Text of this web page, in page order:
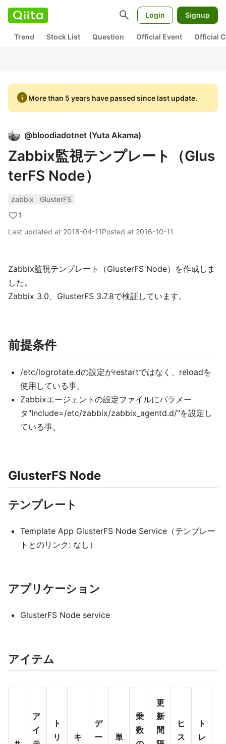
search Login Signup
Trend Stock List Question Official Event Official
infoMore than 5 years have passed since last update.
@bloodiadotnet (Yuta Akama)
Zabbix監視テンプレート（Glus
terFS Node）
zabbix
GlusterFS
1
Last updated at 2018-04-11Posted at 2016-10-11
Zabbix監視テンプレート（GlusterFS Node）を作成しま
した。
Zabbix 3.0、GlusterFS 3.7.8で検証しています。
前提条件
/etc/logrotate.dの設定がrestartではなく、reloadを
使用している事。
Zabbixエージェントの設定ファイルにパラメー
タ"Include=/etc/zabbix/zabbix_agentd.d/"を設定し
ている事。
GlusterFS Node
テンプレート
Template App GlusterFS Node Service（テンプレー
トとのリンク: なし）
アプリケーション
GlusterFS Node service
アイテム
ア
イ
ト
リ
キ
デ
ー
単
乗
数
更
新
間
ヒ
ス
ト
レ